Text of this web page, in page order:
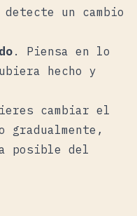
un cambio
. Piensa en lo
hecho y
cambiar el
gradualmente,
posible del